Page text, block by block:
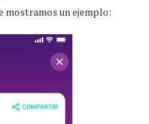
mostramos un ejemplo: